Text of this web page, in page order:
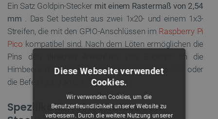
Ein Satz Goldpin-Stecker mit einem Rastermaß von 2,54
mm . Das Set besteht aus zwei 1x20- und einem 1x3-
Streifen, die mit den GPIO-Anschlüssen im Raspberry Pi
Pico kompatibel sind. Nach dem Löten ermöglichen die
Pins den
von Zubehör an die
Himbeere mittels handelsüblicherAnschlusskabel
oder
die Befestigung an
der Kontaktplatte
Spezifikation eines Satzes von
Diese Webseite verwendet
Cookies.
Wir verwenden Cookies, um die
Benutzerfreundlichkeit unserer Website zu
verbessern. Durch die weitere Nutzung unserer